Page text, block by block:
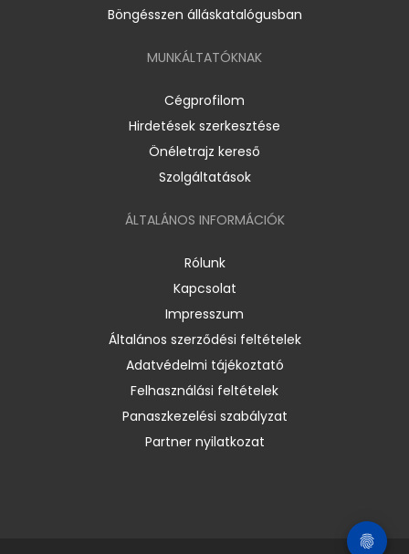
Böngésszen álláskatalógusban
MUNKÁLTATÓKNAK
Cégprofilom
Hirdetések szerkesztése
Önéletrajz kereső
Szolgáltatások
ÁLTALÁNOS INFORMÁCIÓK
Rólunk
Kapcsolat
Impresszum
Általános szerződési feltételek
Adatvédelmi tájékoztató
Felhasználási feltételek
Panaszkezelési szabályzat
Partner nyilatkozat